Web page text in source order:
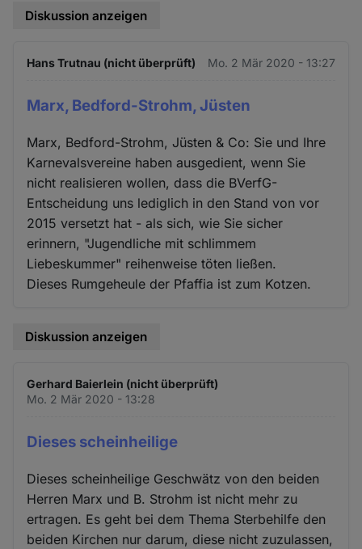
Diskussion anzeigen
Hans Trutnau (nicht überprüft) Mo. 2 Mär 2020 - 13:27
Marx, Bedford-Strohm, Jüsten
Marx, Bedford-Strohm, Jüsten & Co: Sie und Ihre
Karnevalsvereine haben ausgedient, wenn Sie
nicht realisieren wollen, dass die BVerfG-
Entscheidung uns lediglich in den Stand von vor
2015 versetzt hat - als sich, wie Sie sicher
erinnern, "Jugendliche mit schlimmem
Liebeskummer" reihenweise töten ließen.
Dieses Rumgeheule der Pfaffia ist zum Kotzen.
Diskussion anzeigen
Gerhard Baierlein (nicht überprüft)
Mo. 2 Mär 2020 - 13:28
Dieses scheinheilige
Dieses scheinheilige Geschwätz von den beiden
Herren Marx und B. Strohm ist nicht mehr zu
ertragen. Es geht bei dem Thema Sterbehilfe den
beiden Kirchen nur darum, diese nicht zuzulassen,